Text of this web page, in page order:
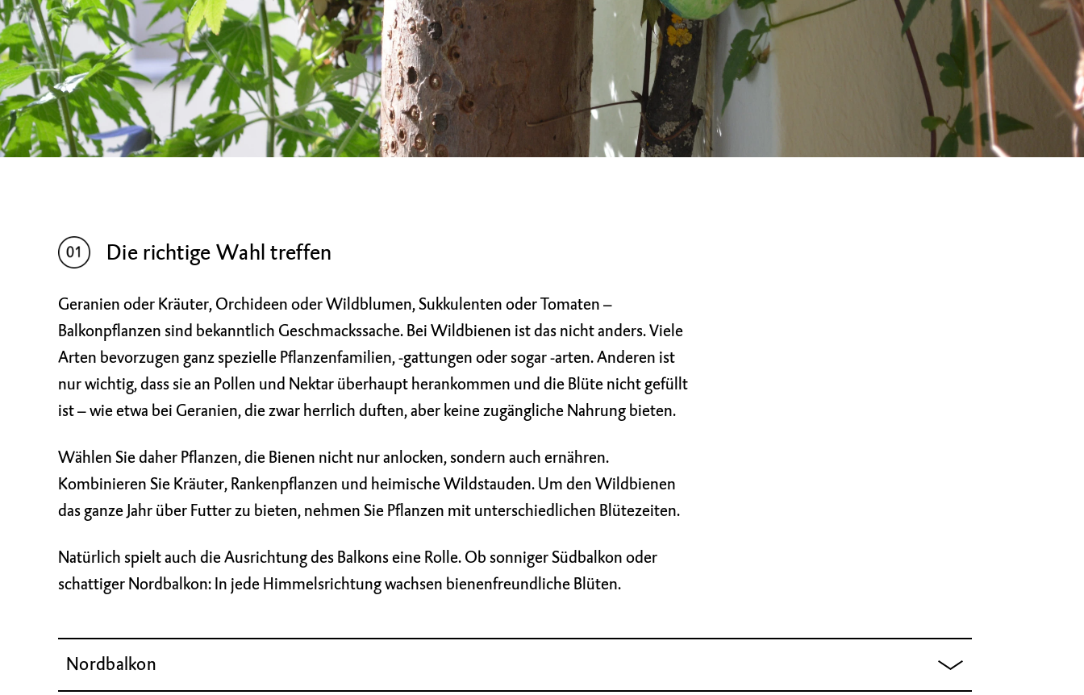
Die richtige Wahl treffen
Geranien oder Kräuter, Orchideen oder Wildblumen, Sukkulenten oder Tomaten –
Balkonpflanzen sind bekanntlich Geschmackssache. Bei Wildbienen ist das nicht anders. Viele
Arten bevorzugen ganz spezielle Pflanzenfamilien, -gattungen oder sogar -arten. Anderen ist
nur wichtig, dass sie an Pollen und Nektar überhaupt herankommen und die Blüte nicht gefüllt
ist – wie etwa bei Geranien, die zwar herrlich duften, aber keine zugängliche Nahrung bieten.
Wählen Sie daher Pflanzen, die Bienen nicht nur anlocken, sondern auch ernähren.
Kombinieren Sie Kräuter, Rankenpflanzen und heimische Wildstauden. Um den Wildbienen
das ganze Jahr über Futter zu bieten, nehmen Sie Pflanzen mit unterschiedlichen Blütezeiten.
Natürlich spielt auch die Ausrichtung des Balkons eine Rolle. Ob sonniger Südbalkon oder
schattiger Nordbalkon: In jede Himmelsrichtung wachsen bienenfreundliche Blüten.
Nordbalkon